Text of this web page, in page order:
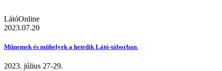
LátóOnline
2023.07.20
Műnemek és műhelyek a hetedik Látó-táborban
2023. július 27-29.